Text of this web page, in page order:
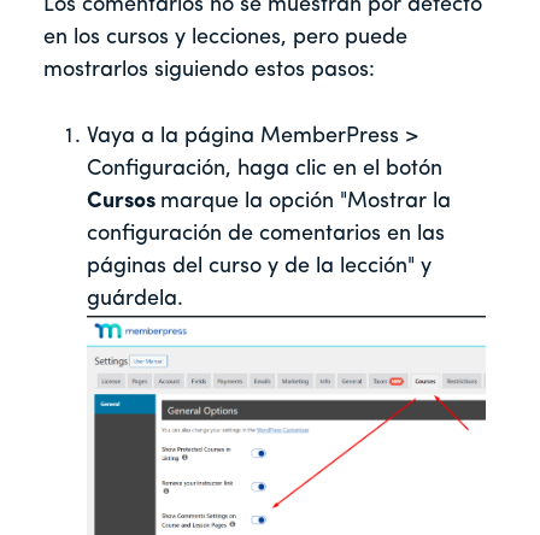
Los comentarios no se muestran por defecto
en los cursos y lecciones, pero puede
mostrarlos siguiendo estos pasos:
Vaya a la página MemberPress >
Configuración, haga clic en el botón
Cursos marque la opción "Mostrar la
configuración de comentarios en las
páginas del curso y de la lección" y
guárdela.